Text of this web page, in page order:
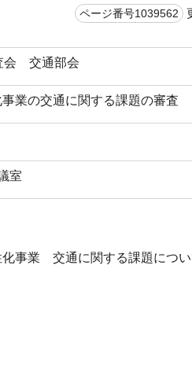
ページ番号1039562
会 交通部会
業の交通に関する課題の審査
室
事業 交通に関する課題につい